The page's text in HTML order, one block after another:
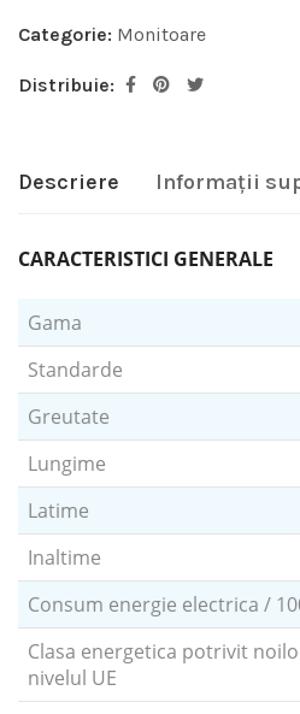
Categorie: Monitoare
Distribuie:
Descriere Informații
CARACTERISTICI GENERALE
Gama
Standarde
Greutate
Lungime
Latime
Inaltime
Consum energie electrica /
Clasa energetica potrivit
nivelul UE